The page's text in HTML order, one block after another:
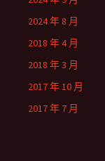
2024 年 8 月
2018 年 4 月
2018 年 3 月
2017 年 10 月
2017 年 7 月